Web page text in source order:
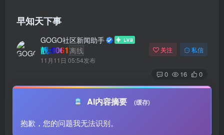
早知天下事
GOGO社区新闻助手
靓:0061 离线
11月11日 05:54发布
关注 私信
0 16 0
AI内容摘要 (缓存)
抱歉，您的问题我无法识别。